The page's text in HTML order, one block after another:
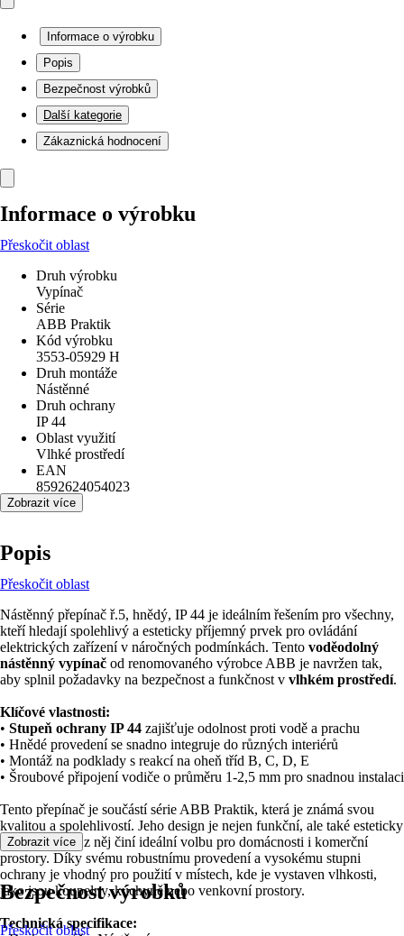
Informace o výrobku
Popis
Bezpečnost výrobků
Další kategorie
Zákaznická hodnocení
Informace o výrobku
Přeskočit oblast
Druh výrobku
Vypínač
Série
ABB Praktik
Kód výrobku
3553-05929 H
Druh montáže
Nástěnné
Druh ochrany
IP 44
Oblast využití
Vlhké prostředí
EAN
8592624054023
Zobrazit více
Popis
Přeskočit oblast
Nástěnný přepínač ř.5, hnědý, IP 44 je ideálním řešením pro všechny,
kteří hledají spolehlivý a esteticky příjemný prvek pro ovládání
elektrických zařízení v náročných podmínkách. Tento voděodolný
nástěnný vypínač od renomovaného výrobce ABB je navržen tak,
aby splnil požadavky na bezpečnost a funkčnost v vlhkém prostředí.
Klíčové vlastnosti:
• Stupeň ochrany IP 44 zajišťuje odolnost proti vodě a prachu
• Hnědé provedení se snadno integruje do různých interiérů
• Montáž na podklady s reakcí na oheň tříd B, C, D, E
• Šroubové připojení vodiče o průměru 1-2,5 mm pro snadnou instalaci
Tento přepínač je součástí série ABB Praktik, která je známá svou
kvalitou a spolehlivostí. Jeho design je nejen funkční, ale také esteticky
přitažlivý, což z něj činí ideální volbu pro domácnosti i komerční
prostory. Díky svému robustnímu provedení a vysokému stupni
ochrany je vhodný pro použití v místech, kde je vystaven vlhkosti,
jako jsou koupelny, kuchyně nebo venkovní prostory.
Technická specifikace:
Zobrazit více
Bezpečnost výrobků
Přeskočit oblast